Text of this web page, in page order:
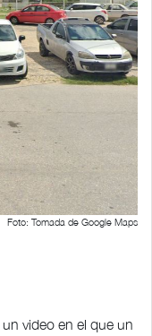
Foto: Tomada de Google Maps
video en el que un